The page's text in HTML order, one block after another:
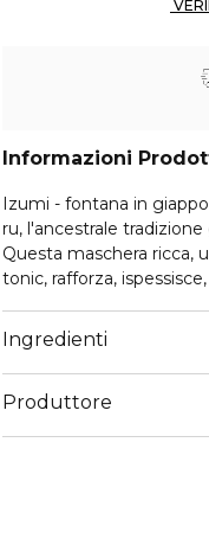
Informazioni
Izumi - fontana in
ru, l'ancestrale
Questa maschera ricca,
tonic, rafforza,
diametro, protetti dalla
91%**. %*. I capelli sono
izumi tonic shampoo,
puliti, lasciare in posa 5
Ingredienti
Produttore